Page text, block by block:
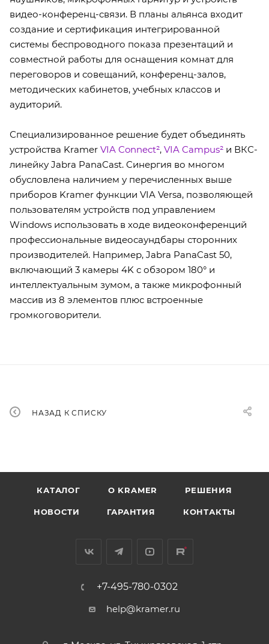
видео-конференц-связи. В планы альянса входит
создание и сертификация интегрированной
системы беспроводного показа презентаций и
совместной работы для оснащения комнат для
переговоров и совещаний, конференц-залов,
методических кабинетов, учебных классов и
аудиторий.
Специализированное решение будет объединять
устройства Kramer VIA Connect², VIA Campus² и ВКС-
линейку Jabra PanaCast. Cинергия во многом
обусловлена наличием у перечисленных выше
приборов Kramer функции VIA Versa, позволяющей
пользователям устройств под управлением
Windows использовать в ходе видеоконференций
профессиональные видеосаундбары сторонних
производителей. Например, Jabra PanaCast 50,
включающий 3 камеры 4K с обзором 180° и
интеллектуальным зумом, а также микрофонный
массив из 8 элементов плюс встроенные
громкоговорители.
НАЗАД К СПИСКУ
КАТАЛОГ O KRAMER РЕШЕНИЯ
НОВОСТИ ГАРАНТИЯ КОНТАКТЫ
+7-495-780-0302
help@kramer.ru